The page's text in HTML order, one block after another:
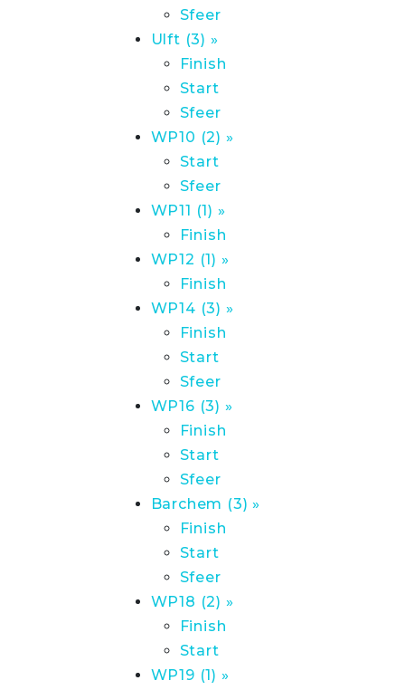
Sfeer
Ulft (3) »
Finish
Start
Sfeer
WP10 (2) »
Start
Sfeer
WP11 (1) »
Finish
WP12 (1) »
Finish
WP14 (3) »
Finish
Start
Sfeer
WP16 (3) »
Finish
Start
Sfeer
Barchem (3) »
Finish
Start
Sfeer
WP18 (2) »
Finish
Start
WP19 (1) »